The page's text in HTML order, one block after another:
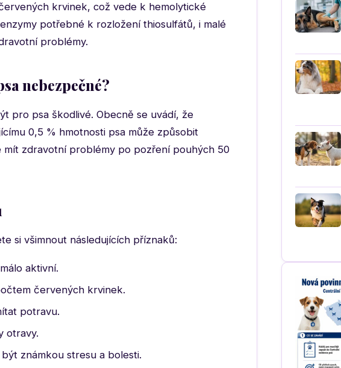
krvinek, což vede k hemolytické
potřebné k rozložení thiosulfátů, i malé
problémy.
nebezpečné?
pro psa škodlivé. Obecně se uvádí, že
0,5 % hmotnosti psa může způsobit
mít zdravotní problémy po pozření pouhých 50
si všimnout následujících příznaků:
aktivní.
červených krvinek.
potravu.
otravy.
být známkou stresu a bolesti.